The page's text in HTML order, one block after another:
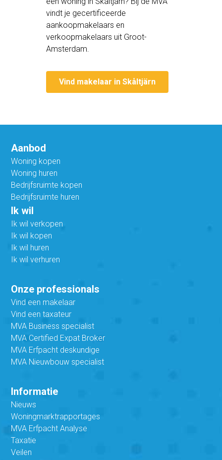
vindt je gecertificeerde
aankoopmakelaars en
verkoopmakelaars uit Groot-
Amsterdam.
Vind makelaar in Skåltjärn
Aanbod
Woning kopen
Woning huren
Bedrijfsruimte kopen
Bedrijfsruimte huren
Ik wil
Ik wil verkopen
Ik wil kopen
Ik wil huren
Ik wil verhuren
Onze professionals
Vind een makelaar
Vind een taxateur
MVA Business specialist
MVA Certified Expat Broker
MVA Erfpacht deskundige
MVA Nieuwbouw specialist
Informatie
Nieuws
Woningmarktrapportages
MVA Erfpacht Analyse
Taxatie
Veilen